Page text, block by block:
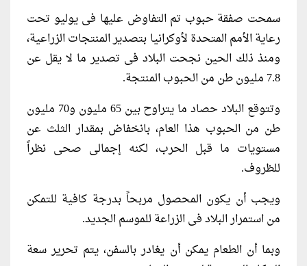
سمحت صفقة حبوب تم التفاوض عليها فى يوليو تحت
رعاية الأمم المتحدة لأوكرانيا بتصدير المنتجات الزراعية،
ومنذ ذلك الحين نجحت البلاد فى تصدير ما لا يقل عن
7.8 مليون طن من الحبوب المنتجة.
وتتوقع البلاد حصاد ما يتراوح بين 65 مليون و70 مليون
طن من الحبوب هذا العام، بانخفاض بمقدار الثلث عن
مستويات ما قبل الحرب، لكنه إجمالى صحى نظراً
للظروف.
ويجب أن يكون المحصول مربحاً بدرجة كافية للتمكن
من استمرار البلاد فى الزراعة للموسم الجديد.
وبما أن الطعام يمكن أن يغادر بالسفن، يتم تحرير سعة